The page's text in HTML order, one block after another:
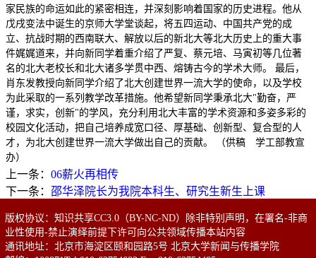
家民族的命运如此的紧密相连，并深刻影响着国家的历史进程。他从
戊戌变法中诞生的京师大学堂谈起，将五四运动、中国共产党的成
立、抗战时期的西南联大、解放以后的新北大等北大历史上的重大事
件娓娓道来，并向新同学着重介绍了严复、蔡元培、马寅初等几位著
名的北大老校长和北大诸多学贯中西、熔铸古今的学术大师。 最后，
肖东发教授向新同学介绍了北大创建世界一流大学的使命，以及学校
为此采取的一系列教学改革措施。他希望新同学秉承北大"勤奋，严
谨，求实，创新"的学风，充分利用北大丰富的学术资源和多姿多彩的
校园文化活动，把自己培养成宽口径、厚基础、创新型、复合型的人
才，为北大创建世界一流大学做出自己的贡献。 （供稿 学工部教宣
办）
上一条： 06薪火再相传
下一条： 邵华泽院长为我院本科生、研究生新生上课
版权协议：知识共享CC3.0（BY-NC-ND）除非特别声明，在署名-非商
业性使用-禁止演绎前提下许可向公共领域传播本站内容
通讯地址：北京市海淀区颐和园路5号 北京大学新闻与传播学院